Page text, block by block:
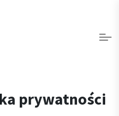
prywatności